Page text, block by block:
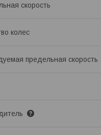
скорость
колес
предельная скорость